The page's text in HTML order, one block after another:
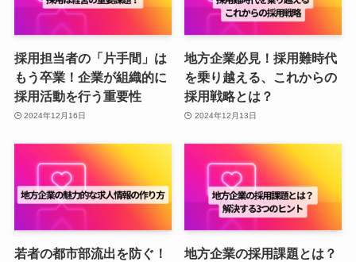
採用担当者の「片手間」は
もう卒業！企業が組織的に
採用活動を行う重要性
2024年12月16日
地方企業必見！採用難時代
を乗り越える、これからの
採用戦略とは？
2024年12月13日
若者の都市部流出を防ぐ！
地方企業の採用課題とは？